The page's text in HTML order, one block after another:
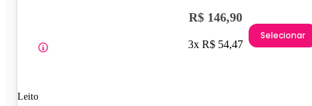
Leito
R$ 146,90
3x R$ 54,47
Selecionar